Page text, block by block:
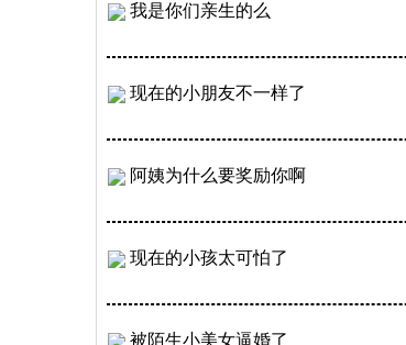
我是你们亲生的么
现在的小朋友不一样了
阿姨为什么要奖励你啊
现在的小孩太可怕了
被陌生小美女逼婚了